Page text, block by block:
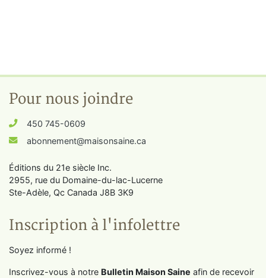
Pour nous joindre
450 745-0609
abonnement@maisonsaine.ca
Éditions du 21e siècle Inc.
2955, rue du Domaine-du-lac-Lucerne
Ste-Adèle, Qc Canada J8B 3K9
Inscription à l'infolettre
Soyez informé !
Inscrivez-vous à notre Bulletin Maison Saine afin de recevoir